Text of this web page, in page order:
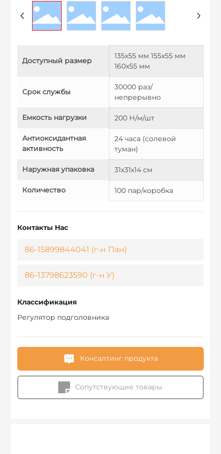
Доступный размер
135x55 мм 155x55 мм
160x55 мм
Срок службы
30000 раз/
непрерывно
Емкость нагрузки 200 Н/м/шт
Антиоксидантная
активность
24 часа (солевой
туман)
Наружная упаковка 31x31x14 см
Количество 100 пар/коробка
Контакты Нас
86-15899844041 (г-н Пан)
86-13798623590 (г-н У)
Классификация
Регулятор подголовника
Консалтинг продукта
Сопутствующие товары